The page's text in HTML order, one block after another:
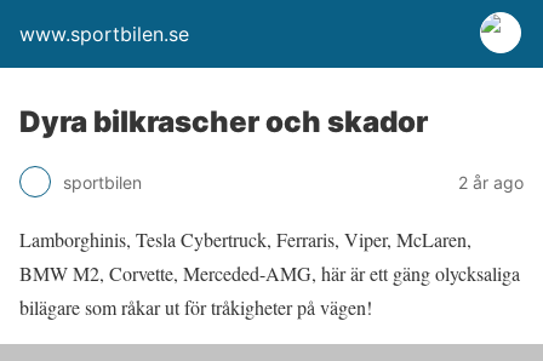
www.sportbilen.se
Dyra bilkrascher och skador
sportbilen 2 år ago
Lamborghinis, Tesla Cybertruck, Ferraris, Viper, McLaren,
BMW M2, Corvette, Merceded-AMG, här är ett gäng olycksaliga
bilägare som råkar ut för tråkigheter på vägen!